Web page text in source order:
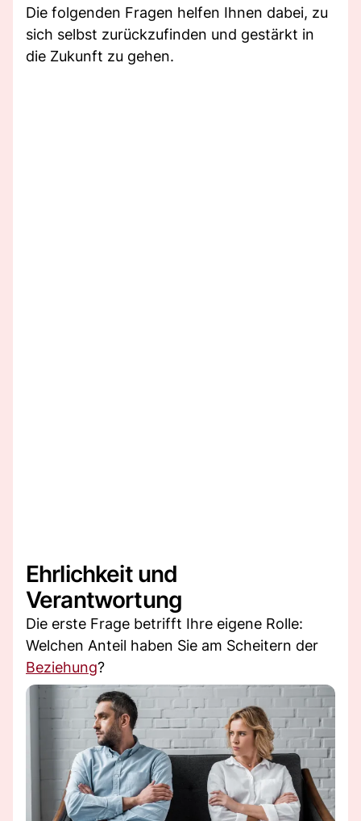
Die folgenden Fragen helfen Ihnen dabei, zu
sich selbst zurückzufinden und gestärkt in
die Zukunft zu gehen.
Ehrlichkeit und
Verantwortung
Die erste Frage betrifft Ihre eigene Rolle:
Welchen Anteil haben Sie am Scheitern der
Beziehung?